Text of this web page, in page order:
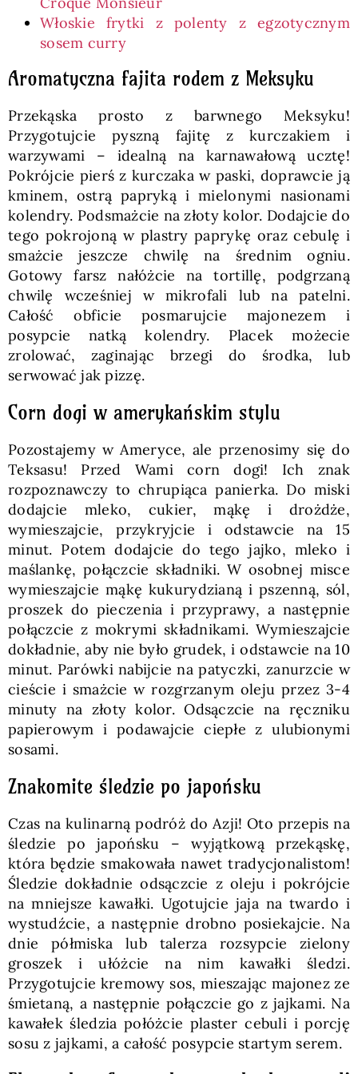
Włoskie frytki z polenty z egzotycznym
sosem curry
Aromatyczna fajita rodem z Meksyku
Przekąska prosto z barwnego Meksyku!
Przygotujcie pyszną fajitę z kurczakiem i
warzywami – idealną na karnawałową ucztę!
Pokrójcie pierś z kurczaka w paski, doprawcie ją
kminem, ostrą papryką i mielonymi nasionami
kolendry. Podsmażcie na złoty kolor. Dodajcie do
tego pokrojoną w plastry paprykę oraz cebulę i
smażcie jeszcze chwilę na średnim ogniu.
Gotowy farsz nałóżcie na tortillę, podgrzaną
chwilę wcześniej w mikrofali lub na patelni.
Całość obficie posmarujcie majonezem i
posypcie natką kolendry. Placek możecie
zrolować, zaginając brzegi do środka, lub
serwować jak pizzę.
Corn dogi w amerykańskim stylu
Pozostajemy w Ameryce, ale przenosimy się do
Teksasu! Przed Wami corn dogi! Ich znak
rozpoznawczy to chrupiąca panierka. Do miski
dodajcie mleko, cukier, mąkę i drożdże,
wymieszajcie, przykryjcie i odstawcie na 15
minut. Potem dodajcie do tego jajko, mleko i
maślankę, połączcie składniki. W osobnej misce
wymieszajcie mąkę kukurydzianą i pszenną, sól,
proszek do pieczenia i przyprawy, a następnie
połączcie z mokrymi składnikami. Wymieszajcie
dokładnie, aby nie było grudek, i odstawcie na 10
minut. Parówki nabijcie na patyczki, zanurzcie w
cieście i smażcie w rozgrzanym oleju przez 3-4
minuty na złoty kolor. Odsączcie na ręczniku
papierowym i podawajcie ciepłe z ulubionymi
sosami.
Znakomite śledzie po japońsku
Czas na kulinarną podróż do Azji! Oto przepis na
śledzie po japońsku – wyjątkową przekąskę,
która będzie smakowała nawet tradycjonalistom!
Śledzie dokładnie odsączcie z oleju i pokrójcie
na mniejsze kawałki. Ugotujcie jaja na twardo i
wystudźcie, a następnie drobno posiekajcie. Na
dnie półmiska lub talerza rozsypcie zielony
groszek i ułóżcie na nim kawałki śledzi.
Przygotujcie kremowy sos, mieszając majonez ze
śmietaną, a następnie połączcie go z jajkami. Na
kawałek śledzia połóżcie plaster cebuli i porcję
sosu z jajkami, a całość posypcie startym serem.